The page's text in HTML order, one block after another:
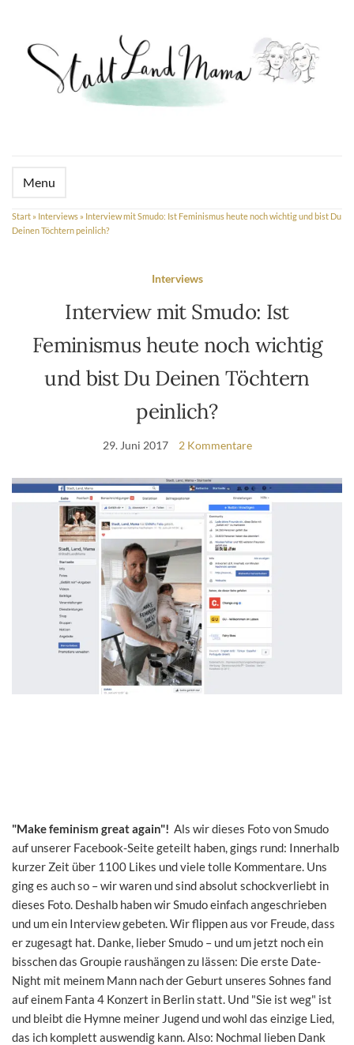
Menu
Start » Interviews » Interview mit Smudo: Ist Feminismus heute noch wichtig und bist Du
Deinen Töchtern peinlich?
Interviews
Interview mit Smudo: Ist
Feminismus heute noch wichtig
und bist Du Deinen Töchtern
peinlich?
29. Juni 2017 2 Kommentare
"Make feminism great again"! Als wir dieses Foto von Smudo
auf unserer Facebook-Seite geteilt haben, gings rund: Innerhalb
kurzer Zeit über 1100 Likes und viele tolle Kommentare. Uns
ging es auch so – wir waren und sind absolut schockverliebt in
dieses Foto. Deshalb haben wir Smudo einfach angeschrieben
und um ein Interview gebeten. Wir flippen aus vor Freude, dass
er zugesagt hat. Danke, lieber Smudo – und um jetzt noch ein
bisschen das Groupie raushängen zu lässen: Die erste Date-
Night mit meinem Mann nach der Geburt unseres Sohnes fand
auf einem Fanta 4 Konzert in Berlin statt. Und "Sie ist weg" ist
und bleibt die Hymne meiner Jugend und wohl das einzige Lied,
das ich komplett auswendig kann. Also: Nochmal lieben Dank